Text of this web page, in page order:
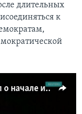
длительных
к
Демократ Бето О’Рурк заявил о начале избирательной кампании